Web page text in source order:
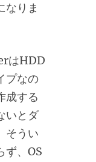
なりま
はHDD
プなの
成する
いとダ
そうい
ず、OS